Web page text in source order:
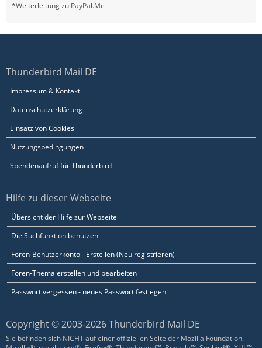
*Weiterleitung zu PayPal.Me
Thunderbird Mail DE
Impressum & Kontakt
Datenschutzerklärung
Einsatz von Cookies
Nutzungsbedingungen
Spendenaufruf für Thunderbird
Hilfe zu dieser Webseite
Übersicht der Hilfe zur Webseite
Die Suchfunktion benutzen
Foren-Benutzerkonto - Erstellen (Neu registrieren)
Foren-Thema erstellen und bearbeiten
Passwort vergessen - neues Passwort festlegen
Copyright © 2003-2026 Thunderbird Mail DE
Sie befinden sich NICHT auf einer offiziellen Seite der Mozilla Foundation.